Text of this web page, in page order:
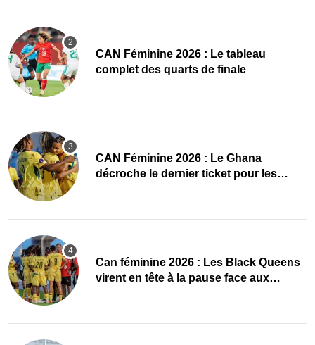
CAN Féminine 2026 : Le tableau
complet des quarts de finale
CAN Féminine 2026 : Le Ghana
décroche le dernier ticket pour les
‎Can féminine 2026 : Les Black Queens
virent en tête à la pause face aux